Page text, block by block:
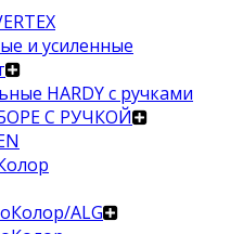
и усиленные
HARDY с ручками
С РУЧКОЙ
ALG